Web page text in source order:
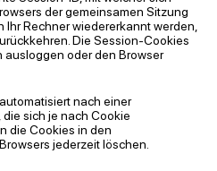
der gemeinsamen Sitzung
Rechner wiedererkannt werden,
Die Session-Cookies
ausloggen oder den Browser
nach einer
sich je nach Cookie
die Cookies in den
jederzeit löschen.